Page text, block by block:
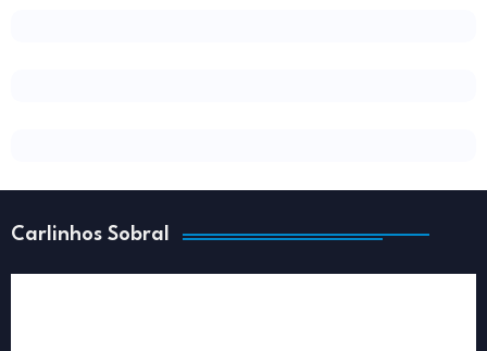
Carlinhos Sobral